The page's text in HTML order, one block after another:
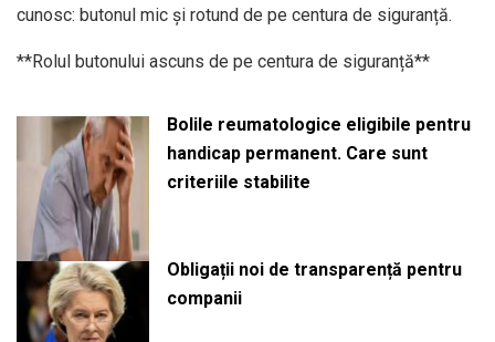
cunosc: butonul mic și rotund de pe centura de siguranță.
**Rolul butonului ascuns de pe centura de siguranță**
Bolile reumatologice eligibile pentru
handicap permanent. Care sunt
criteriile stabilite
Obligații noi de transparență pentru
companii